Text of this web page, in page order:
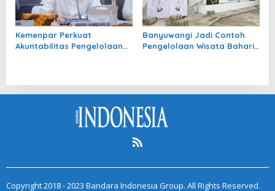
Kemenpar Perkuat
Akuntabilitas Pengelolaan
Banyuwangi Jadi Contoh
Pengelolaan Wisata Bahari
Copyright 2018 - 2023 Bandara Indonesia Group. All Rights Reserved.